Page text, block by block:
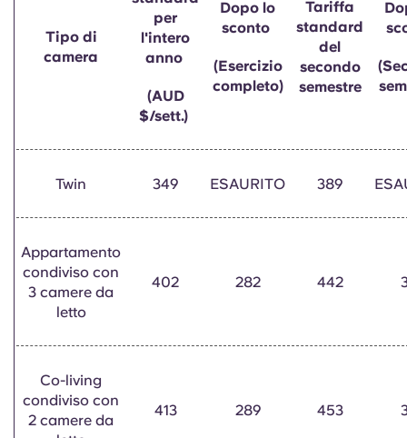
English (US)
Chinese
Español
Portuguese
Seleziona una città
Seleziona una residenza
Prenota ora
Tipo di
camera
per
l'intero
anno
(AUD
$/sett.)
Dopo lo
sconto
(Esercizio
completo)
Tariffa
standard
del
secondo
semestre
Twin 349 ESAURITO 389
Appartamento
condiviso con
3 camere da
letto
402 282 442
Co-living
condiviso con
2 camere da
413 289 453